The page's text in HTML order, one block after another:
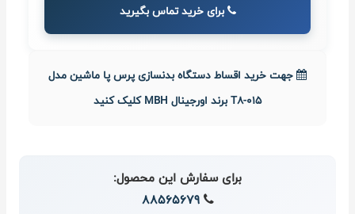
برای خرید تماس بگیرید
جهت خرید اقساط دستگاه بدنسازی پرس پا ماشین مدل
T8-015 برند اورجینال MBH کلیک کنید
برای سفارش این محصول:
88565679